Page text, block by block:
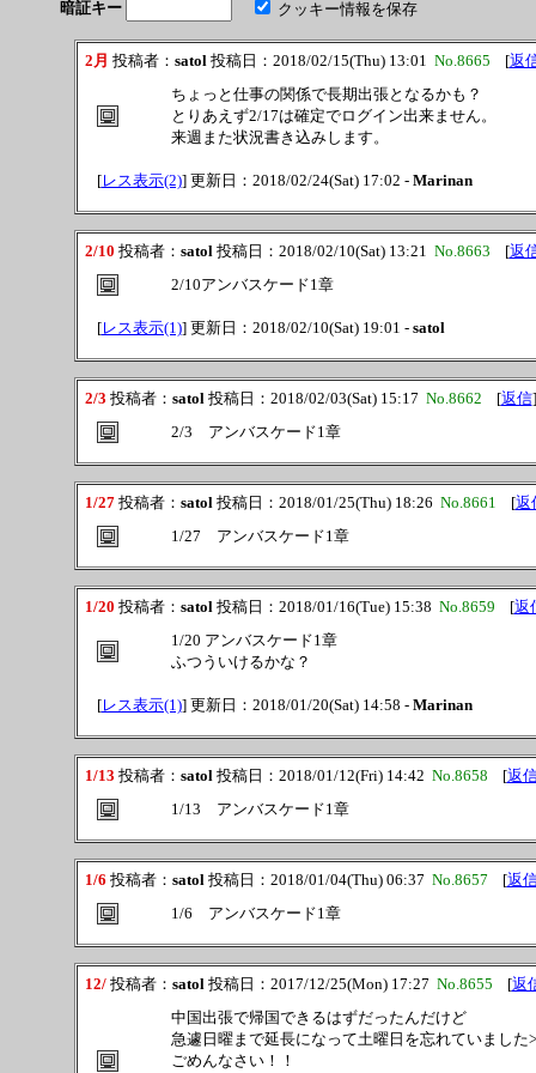
暗証キー
クッキー情報を保存
2月 投稿者： satol 投稿日：2018/02/15(Thu) 13:01 No.8665 [返
ちょっと仕事の関係で長期出張となるかも？
とりあえず2/17は確定でログイン出来ません。
来週また状況書き込みします。
[レス表示(2)] 更新日：2018/02/24(Sat) 17:02 - Marinan
2/10 投稿者： satol 投稿日：2018/02/10(Sat) 13:21 No.8663 [返
2/10アンバスケード1章
[レス表示(1)] 更新日：2018/02/10(Sat) 19:01 - satol
2/3 投稿者： satol 投稿日：2018/02/03(Sat) 15:17 No.8662 [返信]
2/3 アンバスケード1章
1/27投稿者： satol 投稿日：2018/01/25(Thu) 18:26 No.8661 [返
1/27 アンバスケード1章
1/20 投稿者： satol 投稿日：2018/01/16(Tue) 15:38 No.8659 [返
1/20 アンバスケード1章
ふつういけるかな？
[レス表示(1)] 更新日：2018/01/20(Sat) 14:58 - Marinan
1/13 投稿者： satol 投稿日：2018/01/12(Fri) 14:42 No.8658 [返
1/13 アンバスケード1章
1/6 投稿者： satol 投稿日：2018/01/04(Thu) 06:37 No.8657 [返
1/6 アンバスケード1章
12/投稿者： satol 投稿日：2017/12/25(Mon) 17:27 No.8655 [返
中国出張で帰国できるはずだったんだけど
急遽日曜まで延長になって土曜日を忘れていました
ごめんなさい！！